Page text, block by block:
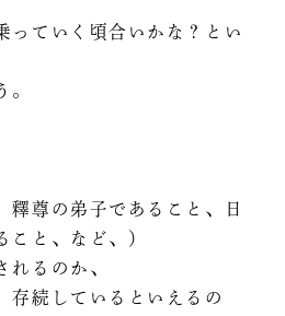
っていく頃合いかな？とい
。
釋尊の弟子であること、日
こと、など、）
れるのか、
存続しているといえるの